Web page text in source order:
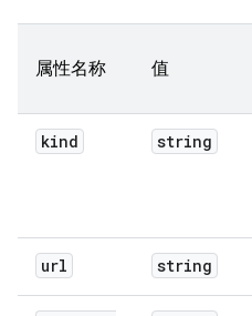
属性名称 值
kind string
url string